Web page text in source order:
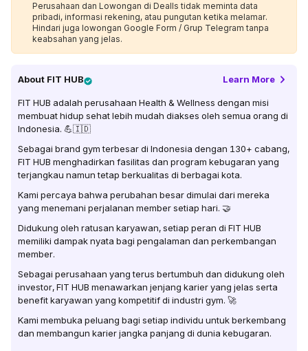
Perusahaan dan Lowongan di Dealls tidak meminta data
pribadi, informasi rekening, atau pungutan ketika melamar.
Hindari juga lowongan Google Form / Grup Telegram tanpa
keabsahan yang jelas.
About FIT HUB Learn More
FIT HUB adalah perusahaan Health & Wellness dengan misi
membuat hidup sehat lebih mudah diakses oleh semua orang di
Indonesia. 💪🇮🇩
Sebagai brand gym terbesar di Indonesia dengan 130+ cabang,
FIT HUB menghadirkan fasilitas dan program kebugaran yang
terjangkau namun tetap berkualitas di berbagai kota.
Kami percaya bahwa perubahan besar dimulai dari mereka
yang menemani perjalanan member setiap hari. 🤝
Didukung oleh ratusan karyawan, setiap peran di FIT HUB
memiliki dampak nyata bagi pengalaman dan perkembangan
member.
Sebagai perusahaan yang terus bertumbuh dan didukung oleh
investor, FIT HUB menawarkan jenjang karier yang jelas serta
benefit karyawan yang kompetitif di industri gym. 🚀
Kami membuka peluang bagi setiap individu untuk berkembang
dan membangun karier jangka panjang di dunia kebugaran.